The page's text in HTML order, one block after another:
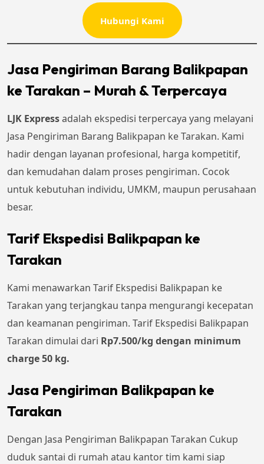
Hubungi Kami
Jasa Pengiriman Barang Balikpapan
ke Tarakan – Murah & Terpercaya
LJK Expressadalah ekspedisi terpercaya yang melayani
Jasa Pengiriman Barang Balikpapan ke Tarakan. Kami
hadir dengan layanan profesional, harga kompetitif,
dan kemudahan dalam proses pengiriman. Cocok
untuk kebutuhan individu, UMKM, maupun perusahaan
besar.
Tarif Ekspedisi Balikpapan ke
Tarakan
Kami menawarkan Tarif Ekspedisi Balikpapan ke
Tarakan yang terjangkau tanpa mengurangi kecepatan
dan keamanan pengiriman. Tarif Ekspedisi Balikpapan
Tarakan dimulai dari Rp7.500/kg dengan minimum
charge 50 kg.
Jasa Pengiriman Balikpapan ke
Tarakan
Dengan Jasa Pengiriman Balikpapan Tarakan Cukup
duduk santai di rumah atau kantor tim kami siap